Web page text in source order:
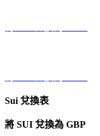
Sui 兌換表
將 SUI 兌換為 GBP